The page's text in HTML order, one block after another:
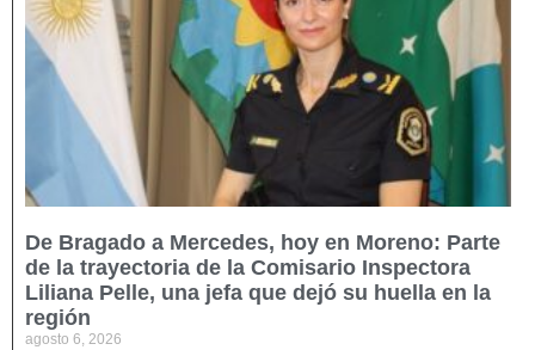
De Bragado a Mercedes, hoy en Moreno: Parte
de la trayectoria de la Comisario Inspectora
Liliana Pelle, una jefa que dejó su huella en la
región
agosto 6, 2026